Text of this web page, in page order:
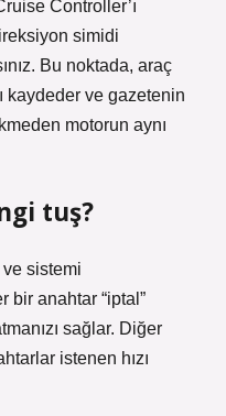
Controller’ı
simidi
Bu noktada, araç
kaydeder ve gazetenin
motorun aynı
tuş?
ve sistemi
bir anahtar “iptal”
sağlar. Diğer
istenen hızı